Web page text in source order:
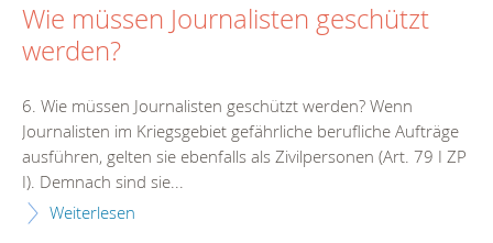
Wie müssen Journalisten geschützt
werden?
6. Wie müssen Journalisten geschützt werden? Wenn
Journalisten im Kriegsgebiet gefährliche berufliche Aufträge
ausführen, gelten sie ebenfalls als Zivilpersonen (Art. 79 I ZP
I). Demnach sind sie...
Weiterlesen